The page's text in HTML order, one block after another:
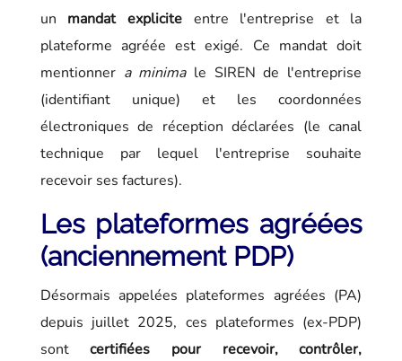
un mandat expliciteentre l'entreprise et la
plateforme agréée est exigé. Ce mandat doit
mentionner a minimale SIREN de l'entreprise
(identifiant unique) et les coordonnées
électroniques de réception déclarées (le canal
technique par lequel l'entreprise souhaite
recevoir ses factures).
Les plateformes agréées
(anciennement PDP)
Désormais appelées plateformes agréées (PA)
depuis juillet 2025, ces plateformes (ex-PDP)
sontcertifiées pour recevoir, contrôler,